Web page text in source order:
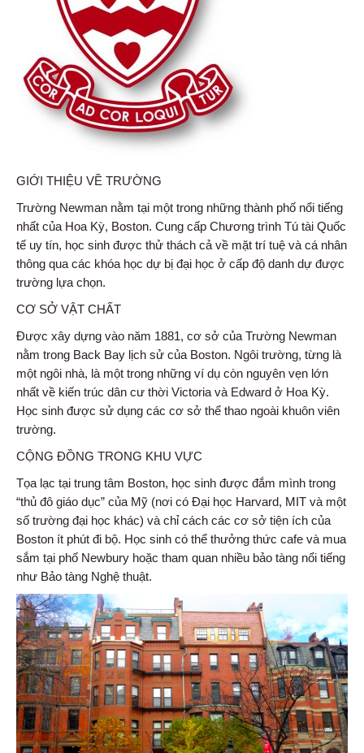
GIỚI THIỆU VỀ TRƯỜNG
Trường Newman nằm tại một trong những thành phố nổi tiếng
nhất của Hoa Kỳ, Boston. Cung cấp Chương trình Tú tài Quốc
tế uy tín, học sinh được thử thách cả về mặt trí tuệ và cá nhân
thông qua các khóa học dự bị đại học ở cấp độ danh dự được
trường lựa chọn.
CƠ SỞ VẬT CHẤT
Được xây dựng vào năm 1881, cơ sở của Trường Newman
nằm trong Back Bay lịch sử của Boston. Ngôi trường, từng là
một ngôi nhà, là một trong những ví dụ còn nguyên vẹn lớn
nhất về kiến trúc dân cư thời Victoria và Edward ở Hoa Kỳ.
Học sinh được sử dụng các cơ sở thể thao ngoài khuôn viên
trường.
CỘNG ĐỒNG TRONG KHU VỰC
Tọa lạc tại trung tâm Boston, học sinh được đắm mình trong
“thủ đô giáo dục” của Mỹ (nơi có Đại học Harvard, MIT và một
số trường đại học khác) và chỉ cách các cơ sở tiện ích của
Boston ít phút đi bộ. Học sinh có thể thưởng thức cafe và mua
sắm tại phố Newbury hoặc tham quan nhiều bảo tàng nổi tiếng
như Bảo tàng Nghệ thuật.